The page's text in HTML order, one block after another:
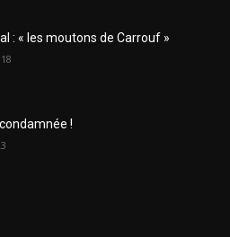
: « les moutons de Carrouf »
!